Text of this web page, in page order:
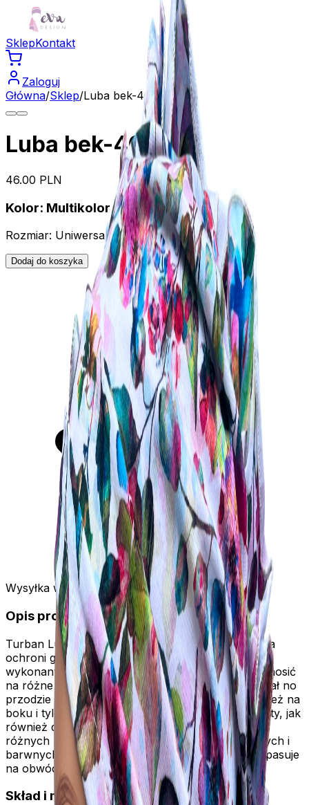
SklepKontakt
Zaloguj
Główna/Sklep/Luba bek-467
Luba bek-467
46.00 PLN
Kolor: Multikolor
Rozmiar: Uniwersalny
Dodaj do koszyka
Wysyłka w 24h
Opis produktu
Turban Luba to gotowa do założenia czapka, która
ochroni głowę przed wiatrem, słońcem. Turban
wykonany z bawełny , bez podszewki .Można go nosić
na różne sposoby .Widoczny umarszczony materiał no
przodzie zszyty na stałe ,drapowania pasują również na
boku i tyle czapki . Przeznaczona dla każdej kobiety, jak
również dla tej zmagającej się z utratą włosów z
różnych przyczyn a także do zwykłych codziennych i
barwnych stylizacji . W rozmiarze uniwersalnym, pasuje
na obwód głowy od 55-60 cm.
Skład i materiał